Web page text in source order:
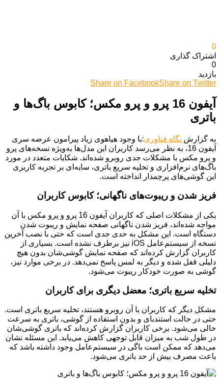
0
اشتراک گذاری‌
0
بازدید
Share on FacebookShare on Twitter
آیفون 16 پرو و پرو مکس؛ کابوس باگ‌ها و
باتری
به گزارش نگاه فناوری:با وجود هیاهوی زیاد پیرامون عرضه سری
آیفون 16، به نظر می‌رسد کاربران این مدل‌ها به‌ویژه نسخه‌های پرو
و پرو مکس با مشکلات جدی روبرو شده‌اند. شکایات متعدد در مورد
باگ‌های نرم‌افزاری و تخلیه سریع باتری، سایه‌ای بر تجربه کاربری
این گوشی‌های پرچمدار انداخته است.
فریز شدن و ریبوت‌های ناگهانی؛ کابوس کاربران
یکی از مشکلات اصلی که کاربران آیفون 16 پرو و پرو مکس با آن
مواجه شده‌اند، فریز شدن ناگهانی صفحه نمایش و ریبوت شدن
دستگاه است. این مشکل به حدی جدی است که حتی با نصب آخرین
نسخه از سیستم‌عامل iOS نیز برطرف نشده است. بسیاری از
کاربران گزارش کرده‌اند که صفحه نمایش گوشی‌شان بدون هیچ
دلیلی قفل شده و دیگر به لمس پاسخ نمی‌دهد. در برخی موارد نیز،
گوشی به صورت خودکار ریبوت می‌شود.
تخلیه سریع باتری؛ معضل دیگری برای کاربران
مشکل دیگر که کاربران با آن روبرو هستند، تخلیه سریع باتری است.
حتی در حالت استندبای و بدون استفاده از گوشی، باتری به سرعت
خالی می‌شود. برخی کاربران گزارش کرده‌اند که باتری گوشی‌شان
در طول شب به میزان قابل توجهی کاهش می‌یابد. این مسئله نشان
می‌دهد که ممکن است باگی در سیستم‌عامل وجود داشته باشد که
باعث مصرف بیش از حد باتری می‌شود.